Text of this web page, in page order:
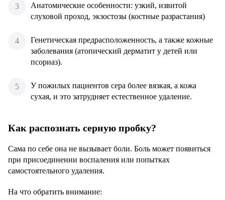
Анатомические особенности: узкий, извитой
слуховой проход, экзостозы (костные разрастания)
Генетическая предрасположенность, а также кожные
заболевания (атопический дерматит у детей или
псориаз).
У пожилых пациентов сера более вязкая, а кожа
сухая, и это затрудняет естественное удаление.
Как распознать серную пробку?
Сама по себе она не вызывает боли. Боль может появиться
при присоединении воспаления или попытках
самостоятельного удаления.
На что обратить внимание: